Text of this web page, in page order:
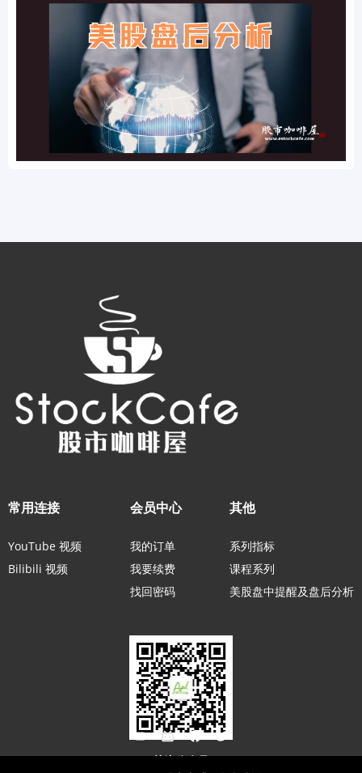
常用连接
YouTube 视频
Bilibili 视频
会员中心
我的订单
我要续费
找回密码
其他
系列指标
课程系列
美股盘中提醒及盘后分析
关注公众号